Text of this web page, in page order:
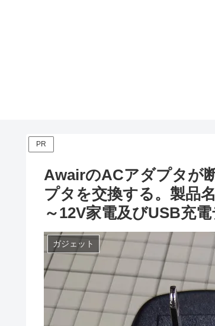
PR
AwairのACアダプタが
プタを交換する。製品
～12V家電及びUSB充
ガジェット